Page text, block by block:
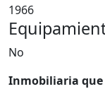
1966
No
Inmobiliaria que